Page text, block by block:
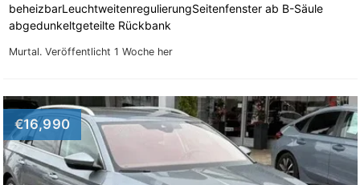
Murtal. Veröffentlicht 1 Woche her
beheizbarLeuchtweitenregulierungSeitenfenster ab B-Säule
abgedunkeltgeteilte Rückbank
€16,990